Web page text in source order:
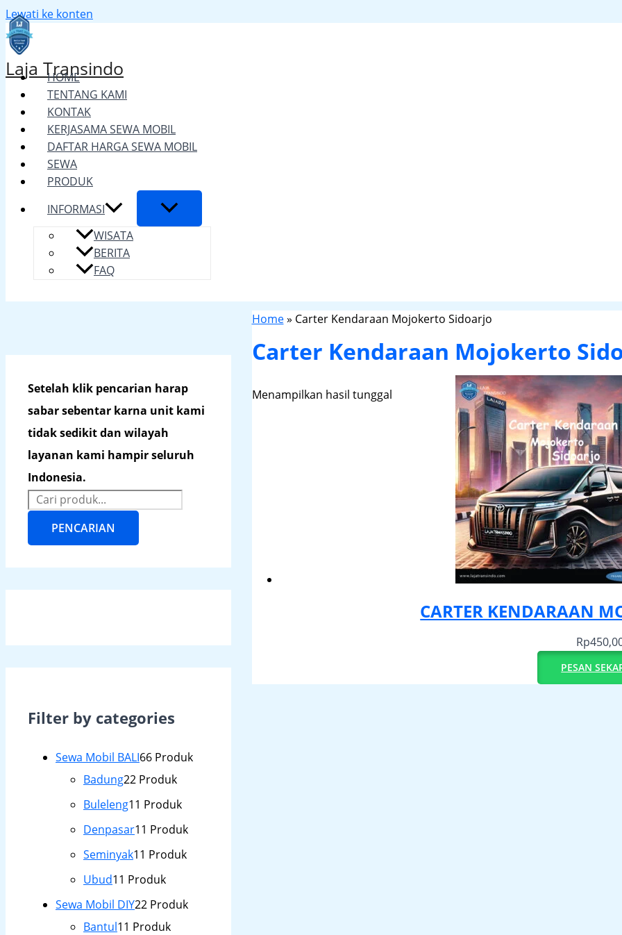
Lewati ke konten
Laja Transindo
HOME
TENTANG KAMI
KONTAK
KERJASAMA SEWA MOBIL
DAFTAR HARGA SEWA MOBIL
SEWA
PRODUK
INFORMASI
WISATA
BERITA
FAQ
Setelah klik pencarian harap
sabar sebentar karna unit kami
tidak sedikit dan wilayah
layanan kami hampir seluruh
Indonesia.
PENCARIAN
Filter by categories
Sewa Mobil BALI66 Produk
Badung22 Produk
Buleleng11 Produk
Denpasar11 Produk
Seminyak11 Produk
Ubud11 Produk
Sewa Mobil DIY22 Produk
Bantul11 Produk
Home» Carter Kendaraan Mojokerto Sidoarjo
Carter Kendaraan Mojokerto
Menampilkan hasil tunggal
CARTER KENDARAAN
Rp
PESAN